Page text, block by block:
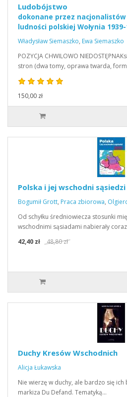
Ludobójstwo
dokonane przez
ludności polskiej Wołynia
Władysław Siemaszko, Ewa Siemaszko
POZYCJA CHWILOWO
stron (dwa tomy, oprawa twarda,
150,00 zł
Polska i jej wschodni sąsiedzi
Bogumił Grott, Praca zbiorowa,
Od schyłku średniowiecza stosunki
wschodnimi sąsiadami nabierały
42,40 zł
48,80 zł
Duchy Kresów Wschodnich
Alicja Łukawska
Nie wierzę w duchy, ale bardzo się ich
markiza Du Defand. Tematyką…